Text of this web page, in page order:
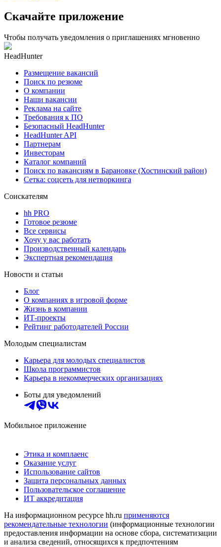
Скачайте приложение
Чтобы получать уведомления о приглашениях мгновенно
HeadHunter
Размещение вакансий
Поиск по резюме
О компании
Наши вакансии
Реклама на сайте
Требования к ПО
Безопасный HeadHunter
HeadHunter API
Партнерам
Инвесторам
Каталог компаний
Поиск по вакансиям в Барановке (Хостинский район)
Сетка: соцсеть для нетворкинга
Соискателям
hh PRO
Готовое резюме
Все сервисы
Хочу у вас работать
Производственный календарь
Экспертная рекомендация
Новости и статьи
Блог
О компаниях в игровой форме
Жизнь в компании
ИТ-проекты
Рейтинг работодателей России
Молодым специалистам
Карьера для молодых специалистов
Школа программистов
Карьера в некоммерческих организациях
Боты для уведомлений
Мобильное приложение
Этика и комплаенс
Оказание услуг
Использование сайтов
Защита персональных данных
Пользовательское соглашение
ИТ аккредитация
На информационном ресурсе hh.ru применяются
рекомендательные технологии (информационные технологии
предоставления информации на основе сбора, систематизации
и анализа сведений, относящихся к предпочтениям